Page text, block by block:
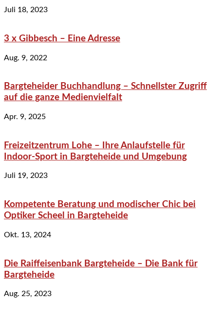
Juli 18, 2023
3 x Gibbesch – Eine Adresse
Aug. 9, 2022
Bargteheider Buchhandlung – Schnellster Zugriff
auf die ganze Medienvielfalt
Apr. 9, 2025
Freizeitzentrum Lohe – Ihre Anlaufstelle für
Indoor-Sport in Bargteheide und Umgebung
Juli 19, 2023
Kompetente Beratung und modischer Chic bei
Optiker Scheel in Bargteheide
Okt. 13, 2024
Die Raiffeisenbank Bargteheide – Die Bank für
Bargteheide
Aug. 25, 2023